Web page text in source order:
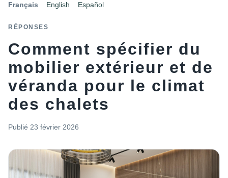
Français English Español
RÉPONSES
Comment spécifier du
mobilier extérieur et de
véranda pour le climat
des chalets
Publié 23 février 2026